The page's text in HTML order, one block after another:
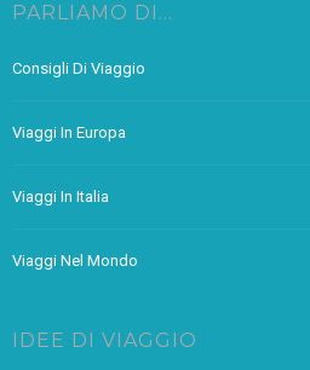
PARLIAMO DI…
Consigli Di Viaggio
Viaggi In Europa
Viaggi In Italia
Viaggi Nel Mondo
IDEE DI VIAGGIO